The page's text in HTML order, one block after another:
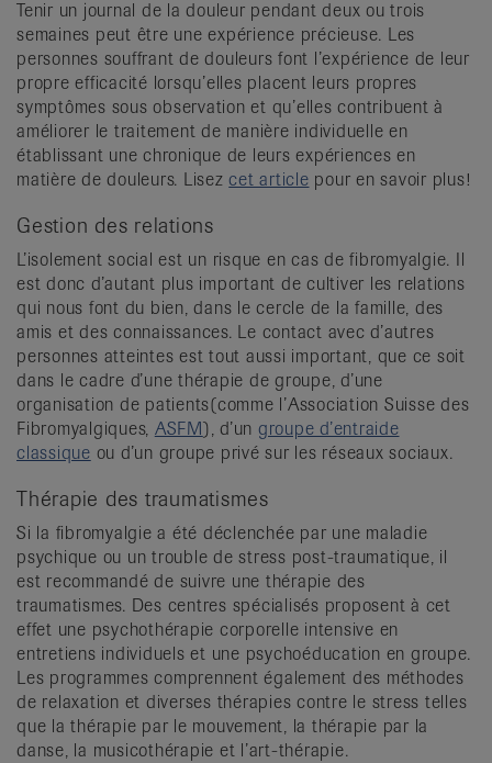
Tenir un journal de la douleur pendant deux ou trois
semaines peut être une expérience précieuse. Les
personnes souffrant de douleurs font l’expérience de leur
propre efficacité lorsqu’elles placent leurs propres
symptômes sous observation et qu’elles contribuent à
améliorer le traitement de manière individuelle en
établissant une chronique de leurs expériences en
matière de douleurs. Lisezcet article pour en savoir plus!
Gestion des relations
L’isolement social est un risque en cas de fibromyalgie. Il
est donc d’autant plus important de cultiver les relations
qui nous font du bien, dans le cercle de la famille, des
amis et des connaissances. Le contact avec d’autres
personnes atteintes est tout aussi important, que ce soit
dans le cadre d’une thérapie de groupe, d’une
organisation de patients(comme l’Association Suisse des
Fibromyalgiques, ASFM), d’un groupe d’entraide
classique ou d’un groupe privé sur les réseaux sociaux.
Thérapie des traumatismes
Si la fibromyalgie a été déclenchée par une maladie
psychique ou un trouble de stress post-traumatique, il
est recommandé de suivre une thérapie des
traumatismes. Des centres spécialisés proposent à cet
effet une psychothérapie corporelle intensive en
entretiens individuels et une psychoéducation en groupe.
Les programmes comprennent également des méthodes
de relaxation et diverses thérapies contre le stress telles
que la thérapie par le mouvement, la thérapie par la
danse, la musicothérapie et l’art-thérapie.